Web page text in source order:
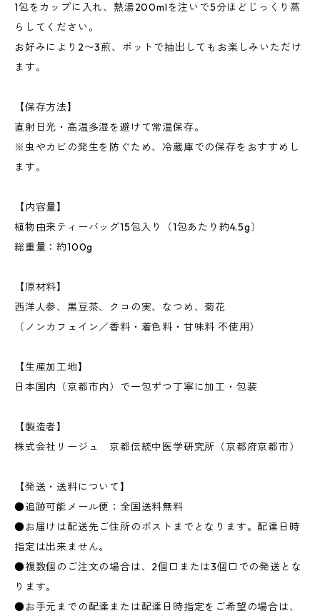
1包をカップに入れ、熱湯200mlを注いで5分ほどじっくり蒸
らしてください。
お好みにより2〜3煎、ポットで抽出してもお楽しみいただけ
ます。
【保存方法】
直射日光・高温多湿を避けて常温保存。
※虫やカビの発生を防ぐため、冷蔵庫での保存をおすすめし
ます。
【内容量】
植物由来ティーバッグ15包入り（1包あたり約4.5g）
総重量：約100g
【原材料】
西洋人参、黒豆茶、クコの実、なつめ、菊花
（ノンカフェイン／香料・着色料・甘味料 不使用）
【生産加工地】
日本国内（京都市内）で一包ずつ丁寧に加工・包装
【製造者】
株式会社リージュ 京都伝統中医学研究所（京都府京都市）
【発送・送料について】
●追跡可能メール便：全国送料無料
●お届けは配送先ご住所のポストまでとなります。配達日時
指定は出来ません。
●複数個のご注文の場合は、2個口または3個口での発送とな
ります。
●お手元までの配達または配達日時指定をご希望の場合は、